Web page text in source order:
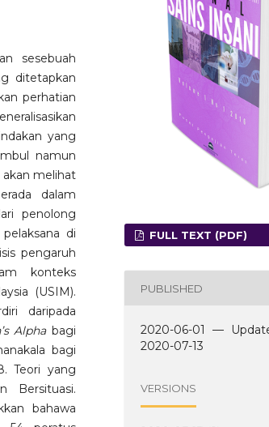
sesebuah
ditetapkan
perhatian
yang
namun
akan melihat
dalam
penolong
di
pengaruh
konteks
(USIM).
daripada
Alpha bagi
bagi
Teori yang
Bersituasi.
bahawa
FULL TEXT (PDF)
PUBLISHED
2020-06-01 —
2020-07-13
VERSIONS